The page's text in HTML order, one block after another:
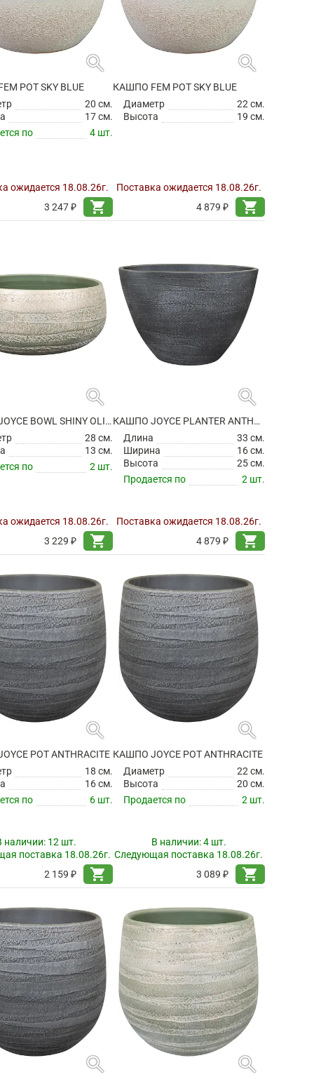
search
POT SKY BLUE
20 см.
17 см.
по
4 шт.
ожидается 18.08.26г.
3 247 ₽
shopping_cart
search
КАШПО FEM POT SKY BLUE
Диаметр
22 см.
Высота
19 см.
Поставка ожидается 18.08.26г.
4 879 ₽
shopping_cart
search
КАШПО JOYCE BOWL SHINY OLIVE
28 см.
13 см.
по
2 шт.
ожидается 18.08.26г.
3 229 ₽
shopping_cart
search
КАШПО JOYCE PLANTER ANTHRACITE
Длина
33 см.
Ширина
16 см.
Высота
25 см.
Продается по
2 шт.
Поставка ожидается 18.08.26г.
4 879 ₽
shopping_cart
search
POT ANTHRACITE
18 см.
16 см.
по
6 шт.
наличии: 12 шт.
поставка 18.08.26г.
2 159 ₽
shopping_cart
search
КАШПО JOYCE POT ANTHRACITE
Диаметр
22 см.
Высота
20 см.
Продается по
2 шт.
В наличии:4 шт.
Следующая поставка 18.08.26г.
3 089 ₽
shopping_cart
search search